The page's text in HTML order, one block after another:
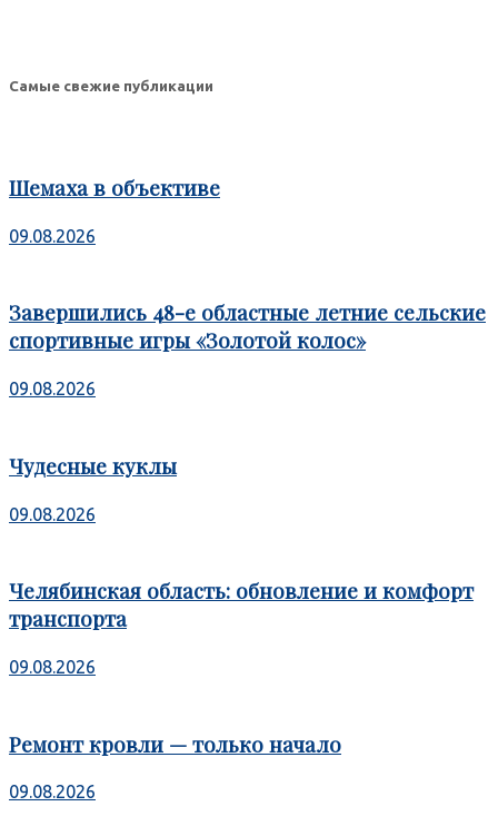
Самые свежие публикации
Шемаха в объективе
09.08.2026
Завершились 48-е областные летние сельские
спортивные игры «Золотой колос»
09.08.2026
Чудесные куклы
09.08.2026
Челябинская область: обновление и комфорт
транспорта
09.08.2026
Ремонт кровли — только начало
09.08.2026